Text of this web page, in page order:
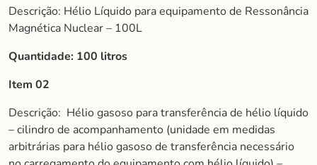
Descrição: Hélio Líquido para equipamento de Ressonância
Magnética Nuclear – 100L
Quantidade: 100 litros
Item 02
Descrição: Hélio gasoso para transferência de hélio líquido
– cilindro de acompanhamento (unidade em medidas
arbitrárias para hélio gasoso de transferência necessário